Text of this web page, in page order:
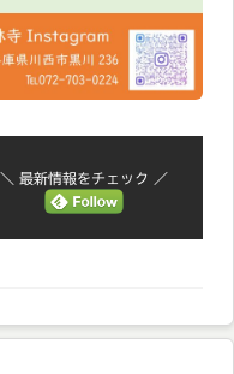
＼ 最新情報をチェック ／